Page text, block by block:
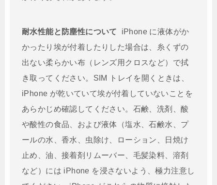
耐水性能と防塵性について iPhone に液体がか
かったり埃が付着したりした場合は、糸くずの
出ない柔らかい布（レンズ用クロスなど）で拭
き取ってください。SIM トレイを開くときは、
iPhone が乾いていて埃が付着していないことを
あらかじめ確認してください。石鹸、洗剤、酸
や酸性の食品、および液体（塩水、石鹸水、プ
ールの水、香水、虫除け、ローション、日焼け
止め、油、接着剤リムーバー、毛髪染料、溶剤
など）には iPhone を浸さないよう、極力注意し